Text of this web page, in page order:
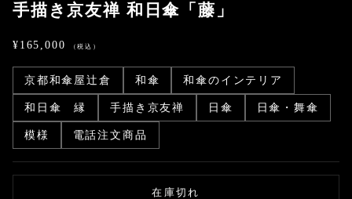
手描き京友禅 和日傘「藤」
セール価格
¥165,000
京都和傘屋辻倉 和傘 和傘のインテリア
和日傘 縁 手描き京友禅 日傘 日傘・舞傘
模様 電話注文商品
在庫切れ